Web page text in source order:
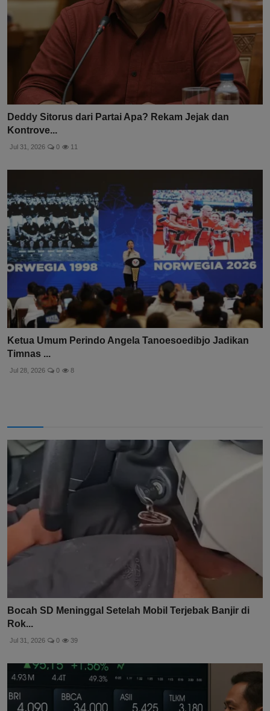
Deddy Sitorus dari Partai Apa? Rekam Jejak dan
Kontrove...
Jul 31, 2026 0 11
Ketua Umum Perindo Angela Tanoesoedibjo Jadikan
Timnas ...
Jul 28, 2026 0 8
Bocah SD Meninggal Setelah Mobil Terjebak Banjir di
Rok...
Jul 31, 2026 0 39